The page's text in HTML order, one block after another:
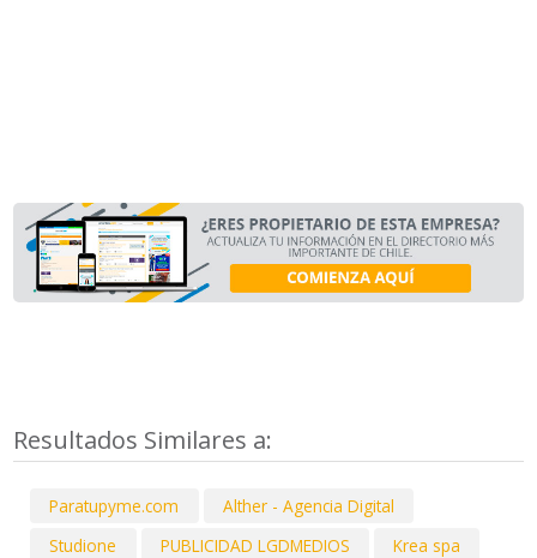
Resultados Similares a:
Paratupyme.com
Alther - Agencia Digital
Studione
PUBLICIDAD LGDMEDIOS Krea spa